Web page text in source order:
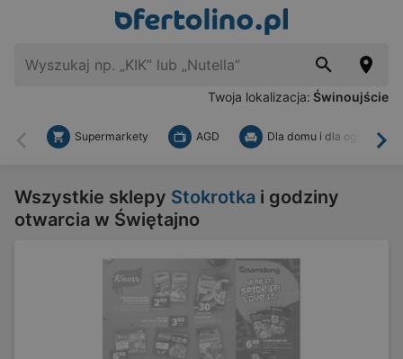
Twoja lokalizacja: Świnoujście
Wstecz
Supermarkety AGD Dla domu i dla ogrodu
Wszystkie sklepy Stokrotka i godziny
otwarcia w Świętajno